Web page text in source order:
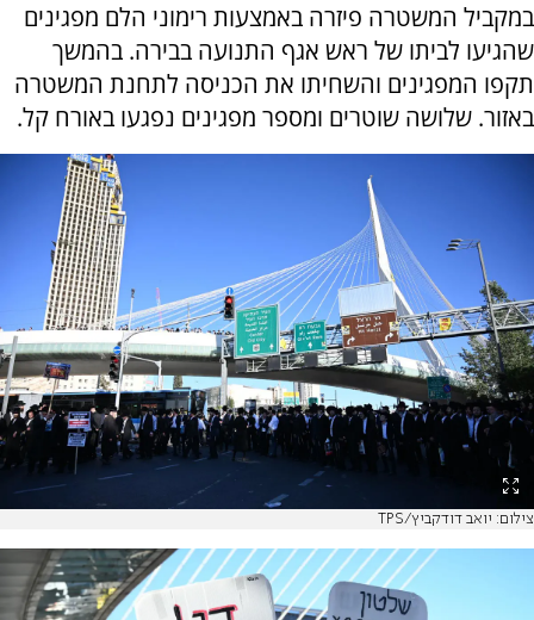
במקביל המשטרה פיזרה באמצעות רימוני הלם מפגינים
שהגיעו לביתו של ראש אגף התנועה בבירה. בהמשך
תקפו המפגינים והשחיתו את הכניסה לתחנת המשטרה
באזור. שלושה שוטרים ומספר מפגינים נפגעו באורח קל.
צילום: יואב דודקביץ/TPS